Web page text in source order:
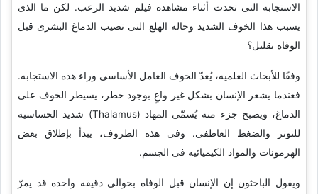
الاستجابه التی تحدث أثناء مشاهده فیلم شدید الرعب. لکن ما الذی
یسبب هذا الخوف الشدید وحاله الهلع التی تصیب الدماغ البشری قبل
الوفاه بقلیل؟
وفقًا للأبحاث العلمیه، یُعدّ الخوف العامل الأساسی وراء هذه الاستجابه.
فعندما یشعر الإنسان بشکل غیر واعٍ بوجود خطر، یسیطر الخوف على
الدماغ، ویصبح جزء منه یُسمّى المهاد (Thalamus) شدید الحساسیه
للتوتر والضغط العاطفی. وفی هذه الظروف، یبدأ بإطلاق بعض
الهرمونات والمواد الکیمیائیه فی الجسم.
ویقول الباحثون إن الإنسان قبل الوفاه بحوالی دقیقه واحده قد یمرّ